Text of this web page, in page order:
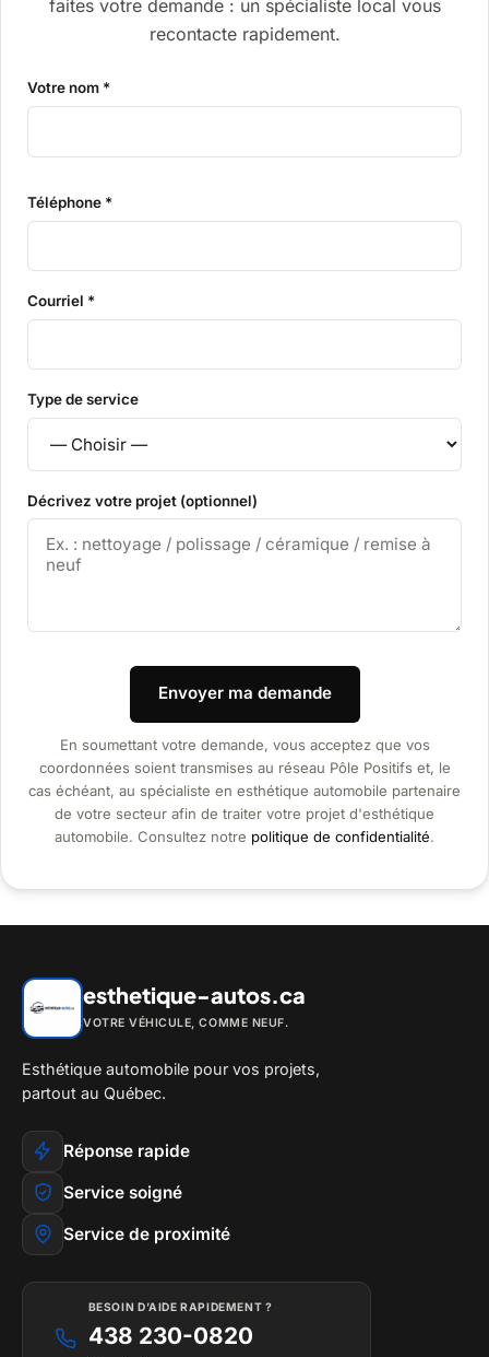
faites votre demande : un spécialiste local vous
recontacte rapidement.
Votre nom *
Téléphone *
Courriel *
Type de service
Décrivez votre projet (optionnel)
Envoyer ma demande
En soumettant votre demande, vous acceptez que vos
coordonnées soient transmises au réseau Pôle Positifs et, le
cas échéant, au spécialiste en esthétique automobile partenaire
de votre secteur afin de traiter votre projet d'esthétique
automobile. Consultez notre politique de confidentialité.
esthetique-autos.ca
VOTRE VÉHICULE, COMME NEUF.
Esthétique automobile pour vos projets,
partout au Québec.
Réponse rapide
Service soigné
Service de proximité
BESOIN D’AIDE RAPIDEMENT ?
438 230-0820